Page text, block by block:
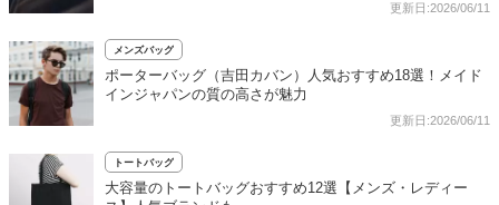
更新日:2026/06/11
メンズバッグ
ポーターバッグ（吉田カバン）人気おすすめ18選！メイド
インジャパンの質の高さが魅力
更新日:2026/06/11
トートバッグ
大容量のトートバッグおすすめ12選【メンズ・レディー